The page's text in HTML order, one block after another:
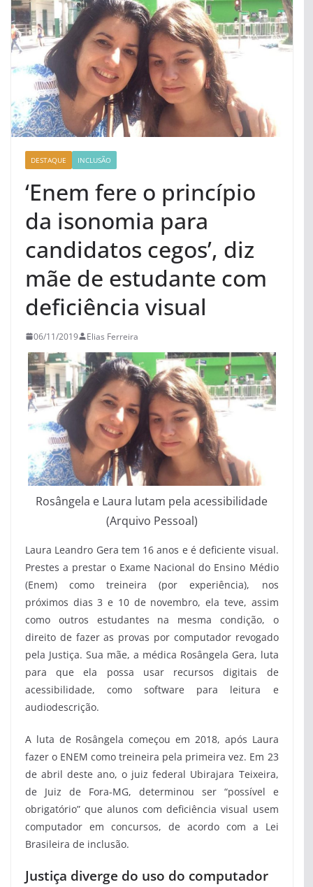
DESTAQUE INCLUSÃO
‘Enem fere o princípio
da isonomia para
candidatos cegos’, diz
mãe de estudante com
deficiência visual
06/11/2019 Elias Ferreira
Rosângela e Laura lutam pela acessibilidade
(Arquivo Pessoal)
Laura Leandro Gera tem 16 anos e é deficiente visual.
Prestes a prestar o Exame Nacional do Ensino Médio
(Enem) como treineira (por experiência), nos
próximos dias 3 e 10 de novembro, ela teve, assim
como outros estudantes na mesma condição, o
direito de fazer as provas por computador revogado
pela Justiça. Sua mãe, a médica Rosângela Gera, luta
para que ela possa usar recursos digitais de
acessibilidade, como software para leitura e
audiodescrição.
A luta de Rosângela começou em 2018, após Laura
fazer o ENEM como treineira pela primeira vez. Em 23
de abril deste ano, o juiz federal Ubirajara Teixeira,
de Juiz de Fora-MG, determinou ser “possível e
obrigatório” que alunos com deficiência visual usem
computador em concursos, de acordo com a Lei
Brasileira de inclusão.
Justiça diverge do uso do computador